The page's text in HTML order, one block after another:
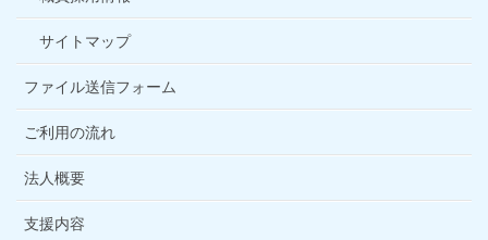
サイトマップ
ファイル送信フォーム
ご利用の流れ
法人概要
支援内容